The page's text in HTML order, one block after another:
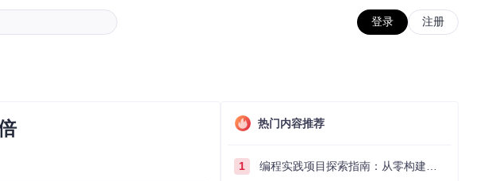
登录 注册
热门内容推荐
1 编程实践项目探索指南：从零构建技术能力体系